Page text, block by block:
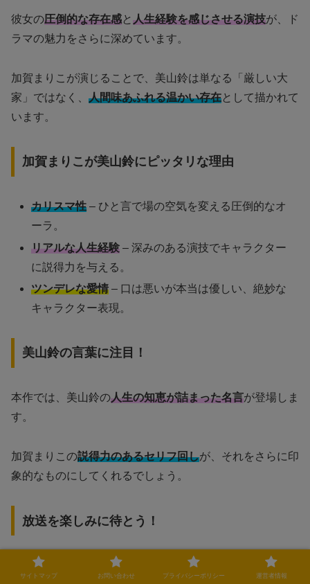
彼女の圧倒的な存在感と 人生経験を感じさせる演技が、ド
ラマの魅力をさらに深めています。
加賀まりこが演じることで、美山鈴は単なる「厳しい大
家」ではなく、 人間味あふれる温かい存在として描かれて
います。
加賀まりこが美山鈴にピッタリな理由
カリスマ性 – ひと言で場の空気を変える圧倒的なオ
ーラ。
リアルな人生経験 – 深みのある演技でキャラクター
に説得力を与える。
ツンデレな愛情 – 口は悪いが本当は優しい、絶妙な
キャラクター表現。
美山鈴の言葉に注目！
本作では、美山鈴の人生の知恵が詰まった名言が登場しま
す。
加賀まりこの説得力のあるセリフ回しが、それをさらに印
象的なものにしてくれるでしょう。
放送を楽しみに待とう！
「しあわせは食べて寝て待て」は、 食と人とのつながりを
サイトマップ お問い合わせ プライバシーポリシー 運営者情報